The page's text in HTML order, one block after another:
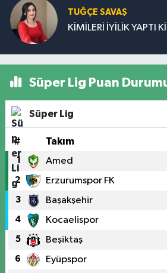
TUĞÇE SAVAŞ
KİMİLERİ İYİLİK YAPTI
Süper Lig Puan
Süper Lig
# Takım
1 Amed
2 Erzurumspor FK
3 Başakşehir
4 Kocaelispor
5 Beşiktaş
6 Eyüpspor